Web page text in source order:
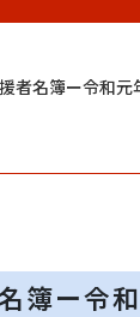
者名簿ー令和元
簿ー令